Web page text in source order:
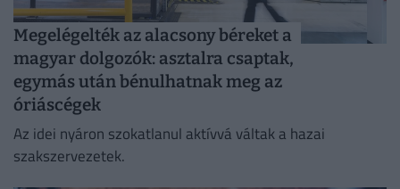
Megelégelték az alacsony béreket a
magyar dolgozók: asztalra csaptak,
egymás után bénulhatnak meg az
óriáscégek
Az idei nyáron szokatlanul aktívvá váltak a hazai
szakszervezetek.